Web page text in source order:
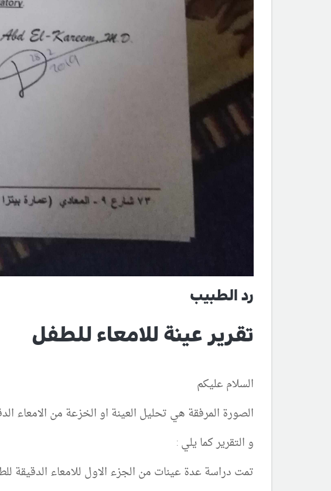
رد الطبيب
تقرير عينة للامعاء للطفل
السلام عليكم
الصورة المرفقة هي تحليل العينة او الخزعة من الامعاء
و التقرير كما يلي :
تمت دراسة عدة عينات من الجزء الاول للامعاء الدقيقة